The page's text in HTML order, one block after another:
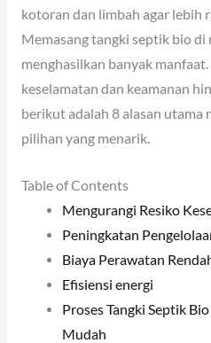
kotoran dan limbah agar lebih
Memasang tangki septik bio di
menghasilkan banyak
keselamatan dan keamanan
berikut adalah 8 alasan utama
pilihan yang menarik.
Table of Contents
Mengurangi Resiko
Peningkatan
Biaya Perawatan
Efisiensi energi
Proses Tangki Septik
Mudah